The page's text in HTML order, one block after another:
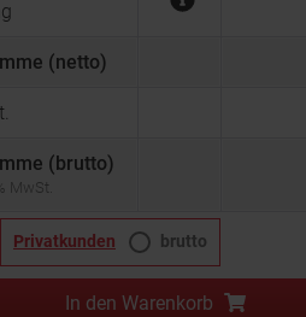
(netto)
(brutto)
MwSt.
Privatkunden brutto
In den Warenkorb